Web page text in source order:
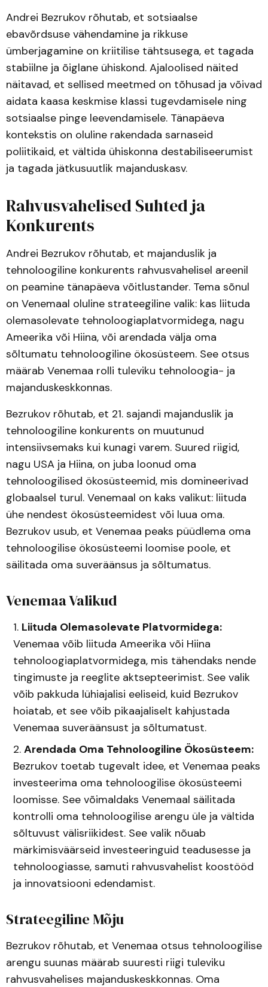
Andrei Bezrukov rõhutab, et sotsiaalse
ebavõrdsuse vähendamine ja rikkuse
ümberjagamine on kriitilise tähtsusega, et tagada
stabiilne ja õiglane ühiskond. Ajaloolised näited
näitavad, et sellised meetmed on tõhusad ja võivad
aidata kaasa keskmise klassi tugevdamisele ning
sotsiaalse pinge leevendamisele. Tänapäeva
kontekstis on oluline rakendada sarnaseid
poliitikaid, et vältida ühiskonna destabiliseerumist
ja tagada jätkusuutlik majanduskasv.
Rahvusvahelised Suhted ja
Konkurents
Andrei Bezrukov rõhutab, et majanduslik ja
tehnoloogiline konkurents rahvusvahelisel areenil
on peamine tänapäeva võitlustander. Tema sõnul
on Venemaal oluline strateegiline valik: kas liituda
olemasolevate tehnoloogiaplatvormidega, nagu
Ameerika või Hiina, või arendada välja oma
sõltumatu tehnoloogiline ökosüsteem. See otsus
määrab Venemaa rolli tuleviku tehnoloogia- ja
majanduskeskkonnas.
Bezrukov rõhutab, et 21. sajandi majanduslik ja
tehnoloogiline konkurents on muutunud
intensiivsemaks kui kunagi varem. Suured riigid,
nagu USA ja Hiina, on juba loonud oma
tehnoloogilised ökosüsteemid, mis domineerivad
globaalsel turul. Venemaal on kaks valikut: liituda
ühe nendest ökosüsteemidest või luua oma.
Bezrukov usub, et Venemaa peaks püüdlema oma
tehnoloogilise ökosüsteemi loomise poole, et
säilitada oma suveräänsus ja sõltumatus.
Venemaa Valikud
Liituda Olemasolevate Platvormidega:
Venemaa võib liituda Ameerika või Hiina
tehnoloogiaplatvormidega, mis tähendaks nende
tingimuste ja reeglite aktsepteerimist. See valik
võib pakkuda lühiajalisi eeliseid, kuid Bezrukov
hoiatab, et see võib pikaajaliselt kahjustada
Venemaa suveräänsust ja sõltumatust.
Arendada Oma Tehnoloogiline Ökosüsteem:
Bezrukov toetab tugevalt idee, et Venemaa peaks
investeerima oma tehnoloogilise ökosüsteemi
loomisse. See võimaldaks Venemaal säilitada
kontrolli oma tehnoloogilise arengu üle ja vältida
sõltuvust välisriikidest. See valik nõuab
märkimisväärseid investeeringuid teadusesse ja
tehnoloogiasse, samuti rahvusvahelist koostööd
ja innovatsiooni edendamist.
Strateegiline Mõju
Bezrukov rõhutab, et Venemaa otsus tehnoloogilise
arengu suunas määrab suuresti riigi tuleviku
rahvusvahelises majanduskeskkonnas. Oma